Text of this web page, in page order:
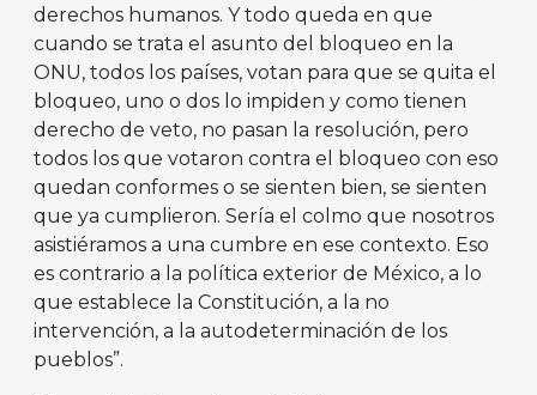
derechos humanos. Y todo queda en que
cuando se trata el asunto del bloqueo en la
ONU, todos los países, votan para que se quita el
bloqueo, uno o dos lo impiden y como tienen
derecho de veto, no pasan la resolución, pero
todos los que votaron contra el bloqueo con eso
quedan conformes o se sienten bien, se sienten
que ya cumplieron. Sería el colmo que nosotros
asistiéramos a una cumbre en ese contexto. Eso
es contrario a la política exterior de México, a lo
que establece la Constitución, a la no
intervención, a la autodeterminación de los
pueblos”.